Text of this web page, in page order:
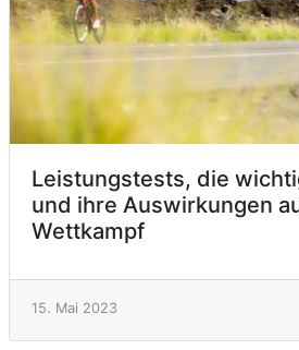
Leistungstests, die
und ihre Auswirkungen
Wettkampf
15. Mai 2023